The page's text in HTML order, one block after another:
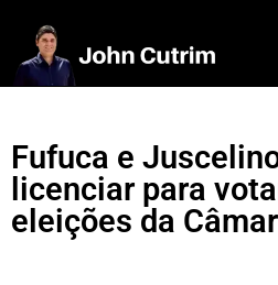
Fufuca e
licenciar para
eleições da